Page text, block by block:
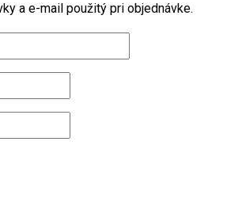
a e-mail použitý pri objednávke.